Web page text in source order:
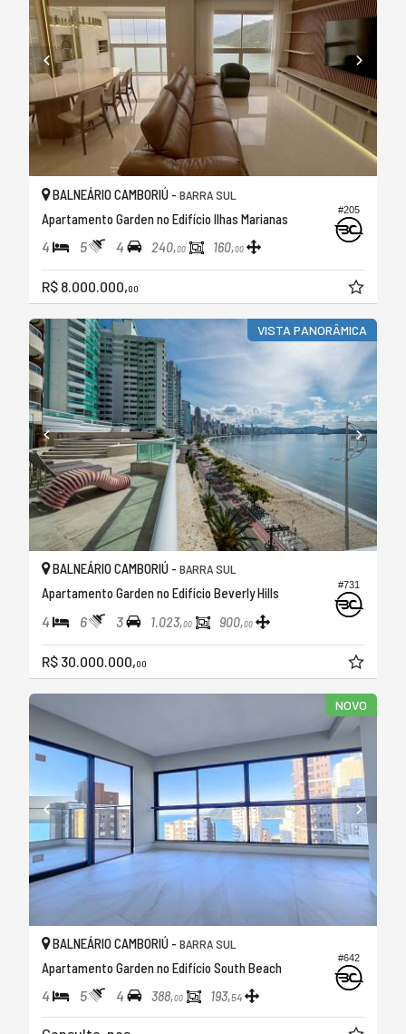
#205
BALNEÁRIO CAMBORIÚ - BARRA SUL
Apartamento Garden no Edifício Ilhas Marianas
4 5 4 240,00 160,00
R$ 8.000.000,00
VISTA PANORÂMICA
#731
BALNEÁRIO CAMBORIÚ - BARRA SUL
Apartamento Garden no Edifício Beverly Hills
4 6 3 1.023,00 900,00
R$ 30.000.000,00
NOVO
#642
BALNEÁRIO CAMBORIÚ - BARRA SUL
Apartamento Garden no Edifício South Beach
4 5 4 388,00 193,54